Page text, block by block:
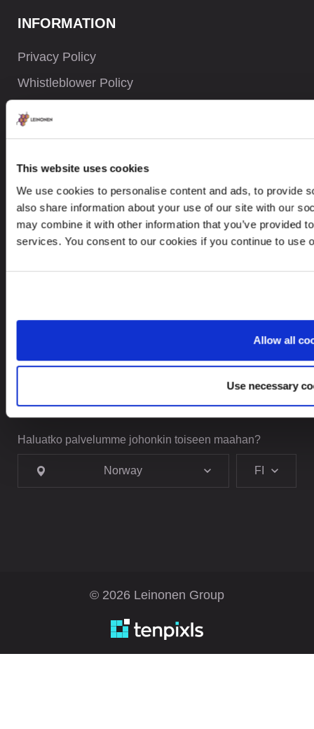
This website uses cookies
We use cookies to personalise content and ads, to provide
also share information about your use of our site with our
may combine it with other information that you’ve provided
services. You consent to our cookies if you continue to use
Allow all
Use necessary
INFORMATION
Privacy Policy
Whistleblower Policy
Careers
Site Map
YHTEYSTIEDOT
+ 47 919 05 058
Haluatko palvelumme johonkin toiseen maahan?
Norway FI
© 2026 Leinonen Group